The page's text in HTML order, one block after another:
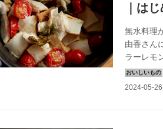
｜は
無水料理
由香さん
ラーレモ
レモンの
調理』よ